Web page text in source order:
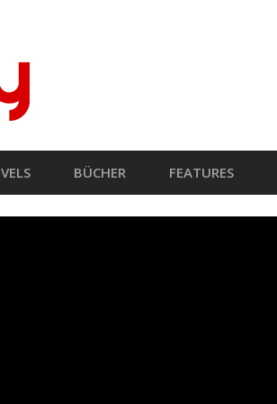
BÜCHER FEATURES